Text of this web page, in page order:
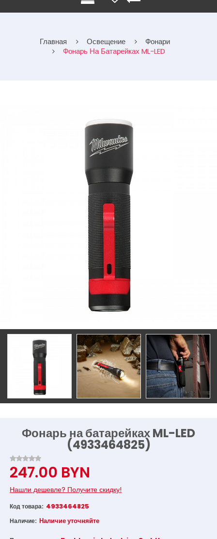
Главная Освещение
Фонари
Фонарь На Батарейках ML-LED
Фонарь на батарейках ML-LED
(4933464825)
247.00 BYN
Нашли дешевле? Получите скидку!
Код товара: 4933464825
Наличие: Наличие уточняйте